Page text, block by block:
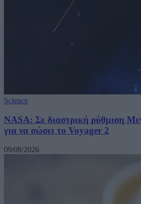
Science
NASA: Σε διαστρική ρύθμιση
για να σώσει το Voyager 2
09/08/2026